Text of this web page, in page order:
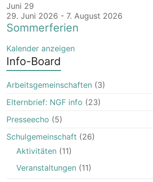
Juni 29
29. Juni 2026 - 7. August 2026
Sommerferien
Kalender anzeigen
Info-Board
Arbeitsgemeinschaften (3)
Elternbrief: NGF info (23)
Presseecho (5)
Schulgemeinschaft (26)
Aktivitäten (11)
Veranstaltungen (11)